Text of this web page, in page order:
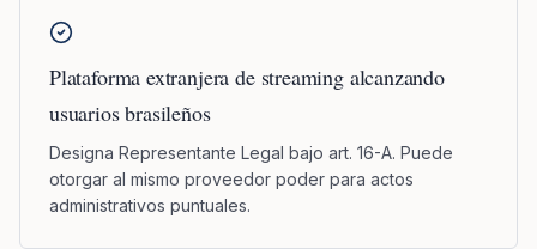
Plataforma extranjera de streaming alcanzando
usuarios brasileños
Designa Representante Legal bajo art. 16-A. Puede
otorgar al mismo proveedor poder para actos
administrativos puntuales.